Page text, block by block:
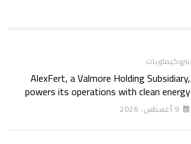
بتروكيماويات
AlexFert, a Valmore Holding Subsidiary,
powers its operations with clean energy
through a 30-year partnership with
SolarizEgypt
9 أغسطس، 2026